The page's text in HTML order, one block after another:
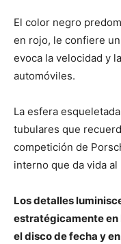
El color negro
en rojo, le confiere
evoca la velocidad y
automóviles.
La esfera
tubulares que
competición de
interno que da vida al
Los detalles
estratégicamente en
el disco de fecha y